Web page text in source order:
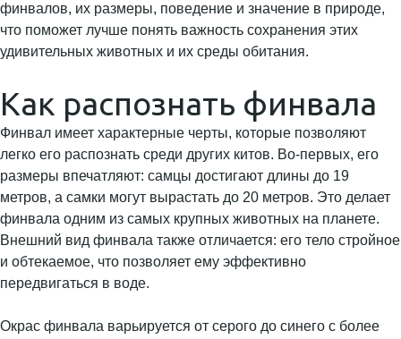
финвалов, их размеры, поведение и значение в природе,
что поможет лучше понять важность сохранения этих
удивительных животных и их среды обитания.
Как распознать финвала
Финвал имеет характерные черты, которые позволяют
легко его распознать среди других китов. Во-первых, его
размеры впечатляют: самцы достигают длины до 19
метров, а самки могут вырастать до 20 метров. Это делает
финвала одним из самых крупных животных на планете.
Внешний вид финвала также отличается: его тело стройное
и обтекаемое, что позволяет ему эффективно
передвигаться в воде.
Окрас финвала варьируется от серого до синего с более